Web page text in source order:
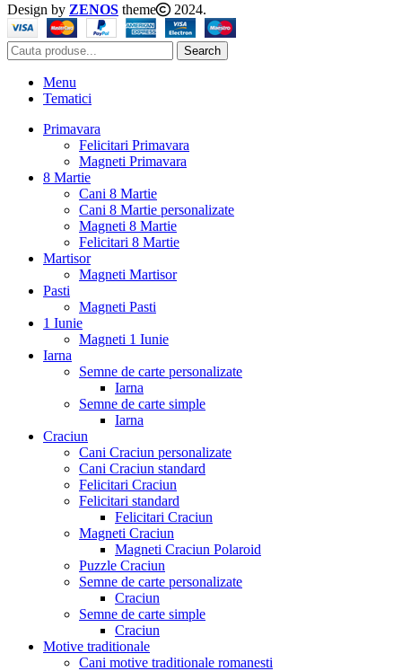
Design by ZENOS theme 2024.
Search
Menu
Tematici
Primavara
Felicitari Primavara
Magneti Primavara
8 Martie
Cani 8 Martie
Cani 8 Martie personalizate
Magneti 8 Martie
Felicitari 8 Martie
Martisor
Magneti Martisor
Pasti
Magneti Pasti
1 Iunie
Magneti 1 Iunie
Iarna
Semne de carte personalizate
Iarna
Semne de carte simple
Iarna
Craciun
Cani Craciun personalizate
Cani Craciun standard
Felicitari Craciun
Felicitari standard
Felicitari Craciun
Magneti Craciun
Magneti Craciun Polaroid
Puzzle Craciun
Semne de carte personalizate
Craciun
Semne de carte simple
Craciun
Motive traditionale
Cani motive traditionale romanesti